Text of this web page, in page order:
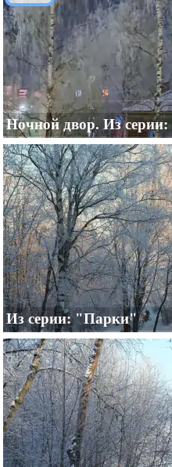
Ночной двор. Из
Из серии: "Парки"